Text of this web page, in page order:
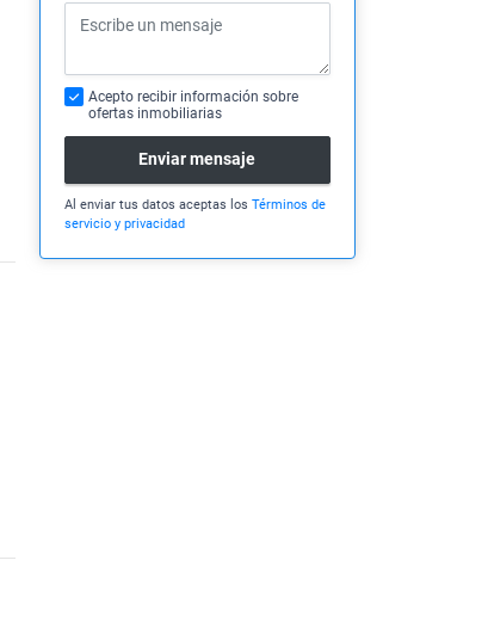
Acepto recibir información sobre
ofertas inmobiliarias
Enviar mensaje
Al enviar tus datos aceptas los Términos de
servicio y privacidad